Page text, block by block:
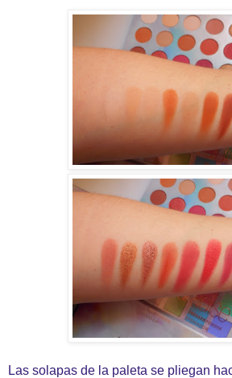
Las solapas de la paleta se pliegan